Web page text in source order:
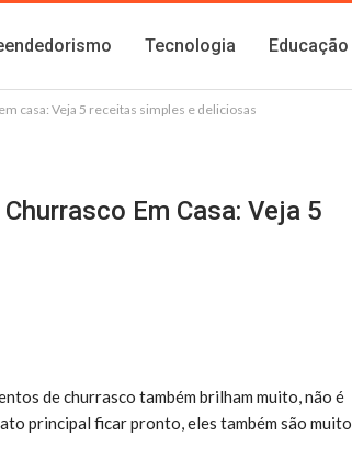
Tecnologia Educação
casa: Veja 5 receitas simples e deliciosas
Em Casa: Veja 5
de churrasco também brilham muito, não é
principal ficar pronto, eles também são muito